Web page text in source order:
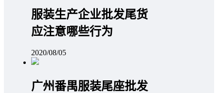
服装生产企业批发尾货
应注意哪些行为
2020/08/05
广州番禺服装尾座批发